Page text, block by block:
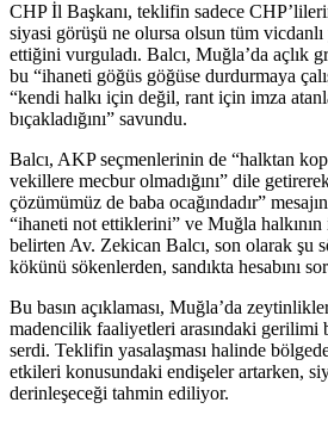
CHP İl Başkanı, teklifin sadece
siyasi görüşü ne olursa olsun tüm
ettiğini vurguladı. Balcı, Muğla’da açlık
bu “ihaneti göğüs göğüse durdurmaya
“kendi halkı için değil, rant için imza
bıçakladığını” savundu.
Balcı, AKP seçmenlerinin de “halktan
vekillere mecbur olmadığını” dile
çözümümüz de baba ocağındadır”
“ihaneti not ettiklerini” ve Muğla halkının
belirten Av. Zekican Balcı, son olarak şu
kökünü sökenlerden, sandıkta hesabını
Bu basın açıklaması, Muğla’da
madencilik faaliyetleri arasındaki gerilimi
serdi. Teklifin yasalaşması halinde
etkileri konusundaki endişeler artarken,
derinleşeceği tahmin ediliyor.